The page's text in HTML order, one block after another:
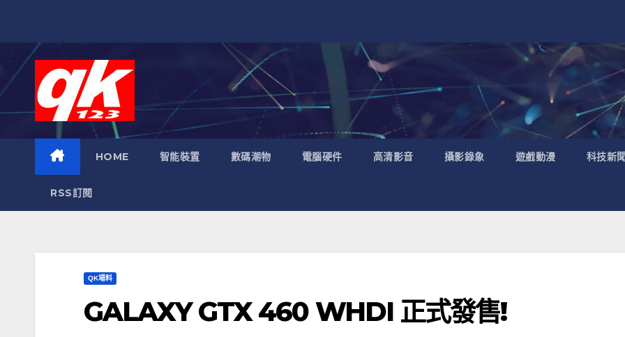
HOME 智能裝置 數碼潮物 電腦硬件 高清影音 攝影錄象 遊戲動漫 科技新
RSS訂閱
QK場料
GALAXY GTX 460 WHDI 正式發售!